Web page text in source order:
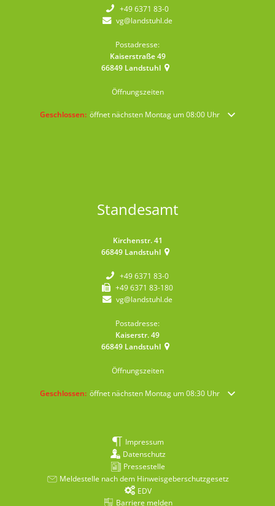
+49 6371 83-0
vg@landstuhl.de
Postadresse:
Kaiserstraße 49
66849 Landstuhl
Öffnungszeiten
Klicken, um weitere Öffnungs- oder Schließzeiten auszublenden
Geschlossen: öffnet nächsten Montag um 08:00 Uhr
Standesamt
Kirchenstr. 41
66849 Landstuhl
+49 6371 83-0
+49 6371 83-180
vg@landstuhl.de
Postadresse:
Kaiserstr. 49
66849 Landstuhl
Öffnungszeiten
Klicken, um weitere Öffnungs- oder Schließzeiten auszublenden
Geschlossen: öffnet nächsten Montag um 08:30 Uhr
Impressum
Datenschutz
Pressestelle
Meldestelle nach dem Hinweisgeberschutzgesetz
EDV
Barriere melden